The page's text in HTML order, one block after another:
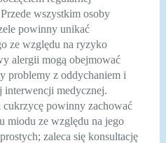
wszystkim osoby
powinny unikać
ze względu na ryzyko
alergii mogą obejmować
problemy z oddychaniem i
interwencji medycznej.
cukrzycę powinny zachować
miodu ze względu na jego
zaleca się konsultację